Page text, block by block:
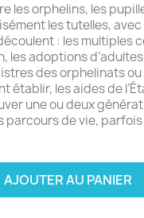
les orphelins, les
les tutelles,
: les multiples
les adoptions
des orphelinats
établir, les aides de
une ou deux
parcours de vie,
AJOUTER AU PANIER